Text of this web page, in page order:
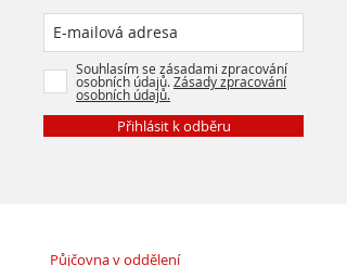
Souhlasím se zásadami zpracování
osobních údajů.Zásady zpracování
osobních údajů.
Přihlásit k odběru
Půjčovna v oddělení